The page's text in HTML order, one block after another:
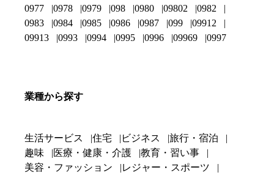
0977
0978 0979 098 0980 09802
0982
0983
0984 0985 0986 0987 099
09912
09913
0993 0994 0995 0996 09969 0997
業種から探す
生活サービス 住宅 ビジネス
旅行・宿泊
趣味
医療・健康・介護
教育・習い事
美容・ファッション
レジャー・スポーツ